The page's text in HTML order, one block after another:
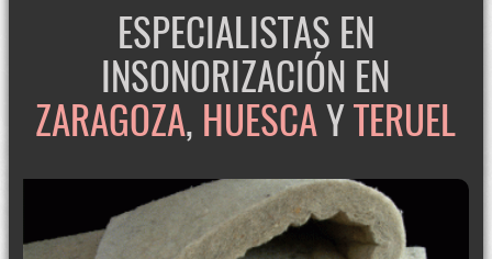
ESPECIALISTAS EN
INSONORIZACIÓN EN
ZARAGOZA, HUESCAYTERUEL